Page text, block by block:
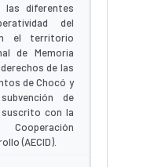
las diferentes
del
el territorio
de Memoria
de las
de Chocó y
de
con la
(AECID).